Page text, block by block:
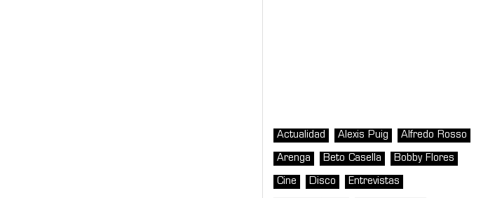
Actualidad Alexis Puig Alfredo Rosso
Arenga Beto Casella Bobby Flores
Cine Disco Entrevistas